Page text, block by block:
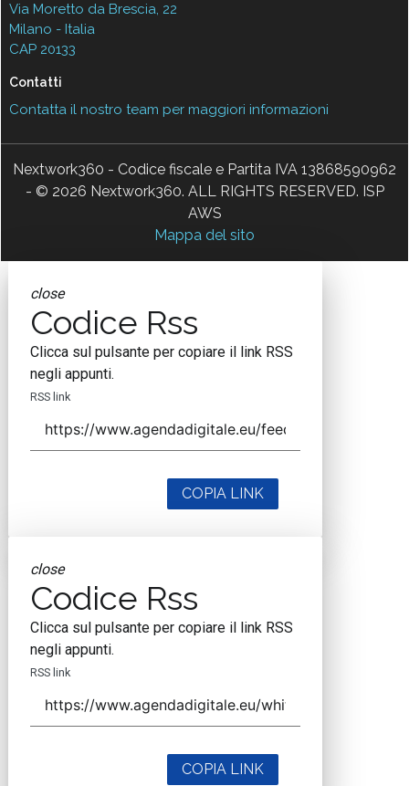
Via Moretto da Brescia, 22
Milano - Italia
CAP 20133
Contatti
Contatta il nostro team per maggiori informazioni
Nextwork360 - Codice fiscale e Partita IVA 13868590962
- © 2026 Nextwork360. ALL RIGHTS RESERVED. ISP
AWS
Mappa del sito
close
Codice Rss
Clicca sul pulsante per copiare il link RSS
negli appunti.
RSS link
COPIA LINK
close
Codice Rss
Clicca sul pulsante per copiare il link RSS
negli appunti.
RSS link
COPIA LINK